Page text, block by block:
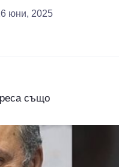
юни, 2025
също